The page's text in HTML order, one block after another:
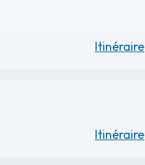
Itinéraire
Itinéraire